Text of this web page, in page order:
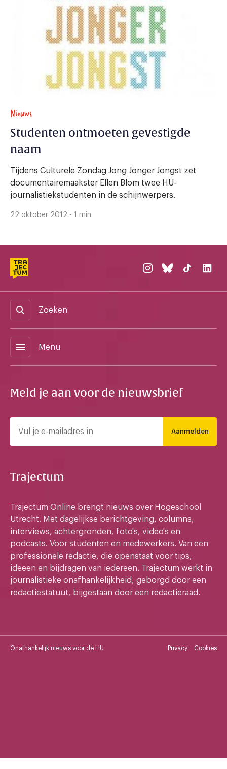
Nieuws
Studenten ontmoeten gevestigde
naam
Tijdens Culturele Zondag Jong Jonger Jongst zet
documentairemaakster Ellen Blom twee HU-
journalistiekstudenten in de schijnwerpers.
22 oktober 2012 - 1 min.
Zoeken
menu Menu
Meld je aan voor de nieuwsbrief
Aanmelden
Trajectum
Trajectum Online brengt nieuws over Hogeschool
Utrecht. Met dagelijkse berichtgeving, columns,
interviews, achtergronden, foto's, video's en
podcasts. Voor studenten en medewerkers. Van een
professionele redactie, die openstaat voor tips,
ideeen en bijdragen van iedereen. Trajectum werkt in
journalistieke onafhankelijkheid, geborgd door een
redactiestatuut, bijgestaan door een redactieraad.
Onafhankelijk nieuws voor de HU Privacy Cookies